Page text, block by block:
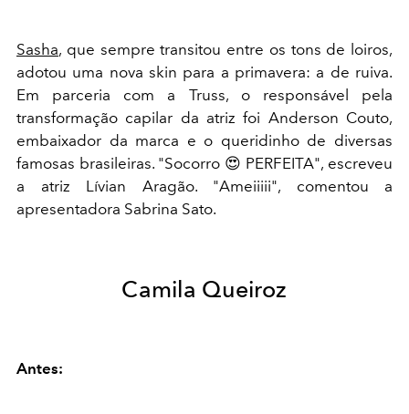
Sasha, que sempre transitou entre os tons de loiros,
adotou uma nova skin para a primavera: a de ruiva.
Em parceria com a Truss, o responsável pela
transformação capilar da atriz foi Anderson Couto,
embaixador da marca e o queridinho de diversas
famosas brasileiras. "Socorro 😍 PERFEITA", escreveu
a atriz Lívian Aragão. "Ameiiiii", comentou a
apresentadora Sabrina Sato.
Camila Queiroz
Antes: